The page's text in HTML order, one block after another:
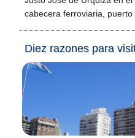
cabecera ferroviaria, puerto
Diez razones para